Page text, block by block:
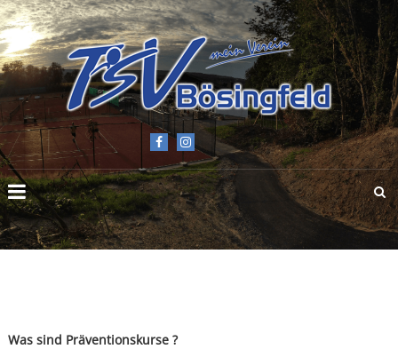
TSV
BÖSINGFELD
E.V.
Was sind Präventionskurse ?